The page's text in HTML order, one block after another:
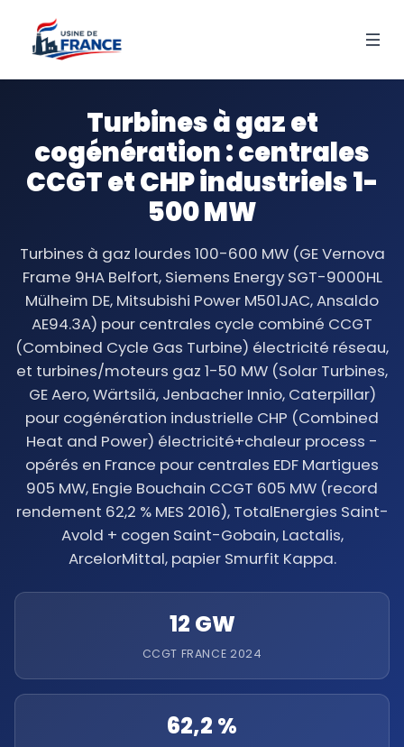
Turbines à gaz et
cogénération : centrales
CCGT et CHP industriels 1-
500 MW
Turbines à gaz lourdes 100-600 MW (GE Vernova
Frame 9HA Belfort, Siemens Energy SGT-9000HL
Mülheim DE, Mitsubishi Power M501JAC, Ansaldo
AE94.3A) pour centrales cycle combiné CCGT
(Combined Cycle Gas Turbine) électricité réseau,
et turbines/moteurs gaz 1-50 MW (Solar Turbines,
GE Aero, Wärtsilä, Jenbacher Innio, Caterpillar)
pour cogénération industrielle CHP (Combined
Heat and Power) électricité+chaleur process -
opérés en France pour centrales EDF Martigues
905 MW, Engie Bouchain CCGT 605 MW (record
rendement 62,2 % MES 2016), TotalEnergies Saint-
Avold + cogen Saint-Gobain, Lactalis,
ArcelorMittal, papier Smurfit Kappa.
12 GW
CCGT FRANCE 2024
62,2 %